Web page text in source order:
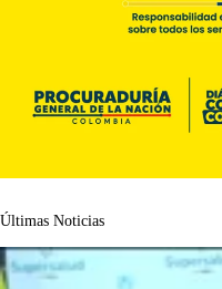
Últimas Noticias